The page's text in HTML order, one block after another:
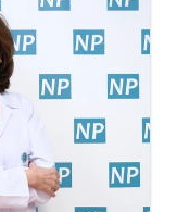
Ortak
mümkün
neden olan
bebeğe
tıbbi gereçler